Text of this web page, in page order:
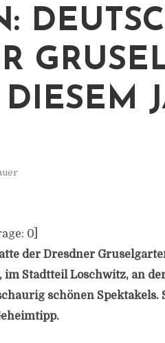
0
der Dresdner
im Stadtteil Loschwitz, an
schönen Spektakels.